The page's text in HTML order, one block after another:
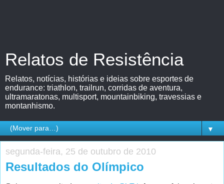
Relatos de Resistência
Relatos, notícias, histórias e ideias sobre esportes de
endurance: triathlon, trailrun, corridas de aventura,
ultramaratonas, multisport, mountainbiking, travessias e
montanhismo.
▼
segunda-feira, 25 de outubro de 2010
Resultados do Olímpico